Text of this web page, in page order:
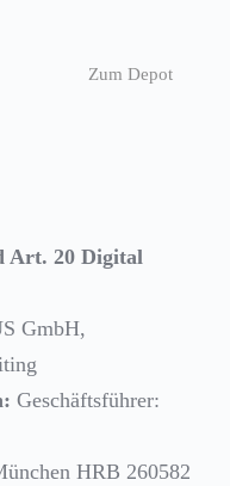
Zum Depot
Art. 20 Digital
GmbH,
Geschäftsführer:
HRB 260582